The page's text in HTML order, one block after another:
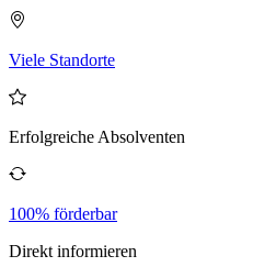
Viele Standorte
Erfolgreiche Absolventen
100% förderbar
Direkt informieren